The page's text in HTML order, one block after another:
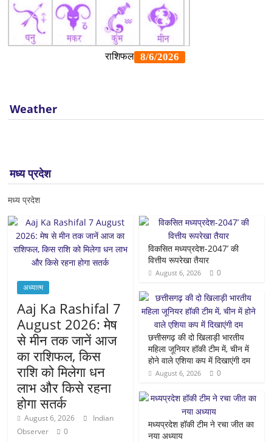
Weather
मध्य प्रदेश
मध्य प्रदेश
अध्यात्म
Aaj Ka Rashifal 7
August 2026: मेष
से मीन तक जानें आज
का राशिफल, किस
राशि को मिलेगा धन
लाभ और किसे रहना
होगा सतर्क
August 6, 2026
Indian
Observer
0
विकसित मध्यप्रदेश-2047’ की
वित्तीय रूपरेखा तैयार
August 6, 2026 0
छत्तीसगढ़ की दो खिलाड़ी भारतीय
महिला जूनियर हॉकी टीम में, चीन में
होने वाले एशिया कप में दिखाएंगी दम
August 6, 2026 0
मध्यप्रदेश हॉकी टीम ने रचा जीत का
नया अध्याय